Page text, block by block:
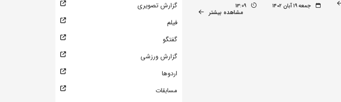
جمعه ۱۹ آبان ۱۴۰۲ 13:09
مشاهده بیشتر
گزارش تصویری
فیلم
گفتگو
گزارش ورزشی
اردوها
مسابقات